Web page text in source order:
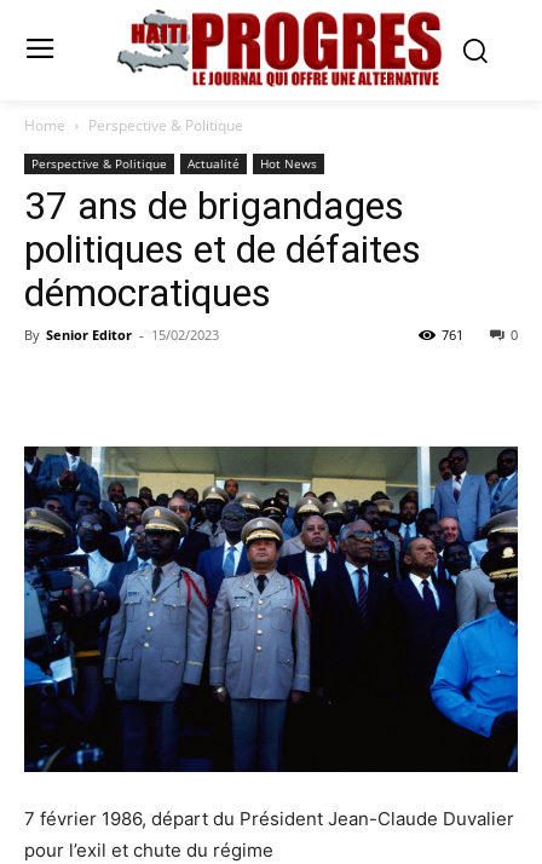
Home Perspective & Politique
Perspective & Politique Actualité Hot News
37 ans de brigandages
politiques et de défaites
démocratiques
By Senior Editor - 15/02/2023 0
761
7 février 1986, départ du Président Jean-Claude Duvalier
pour l’exil et chute du régime